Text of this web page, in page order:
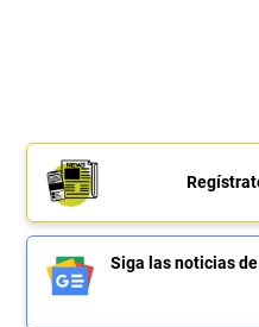
Siga las noticias de